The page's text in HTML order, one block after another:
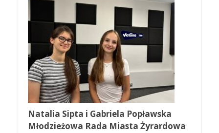
Natalia Sipta i Gabriela Popławska
Młodzieżowa Rada Miasta Żyrardowa